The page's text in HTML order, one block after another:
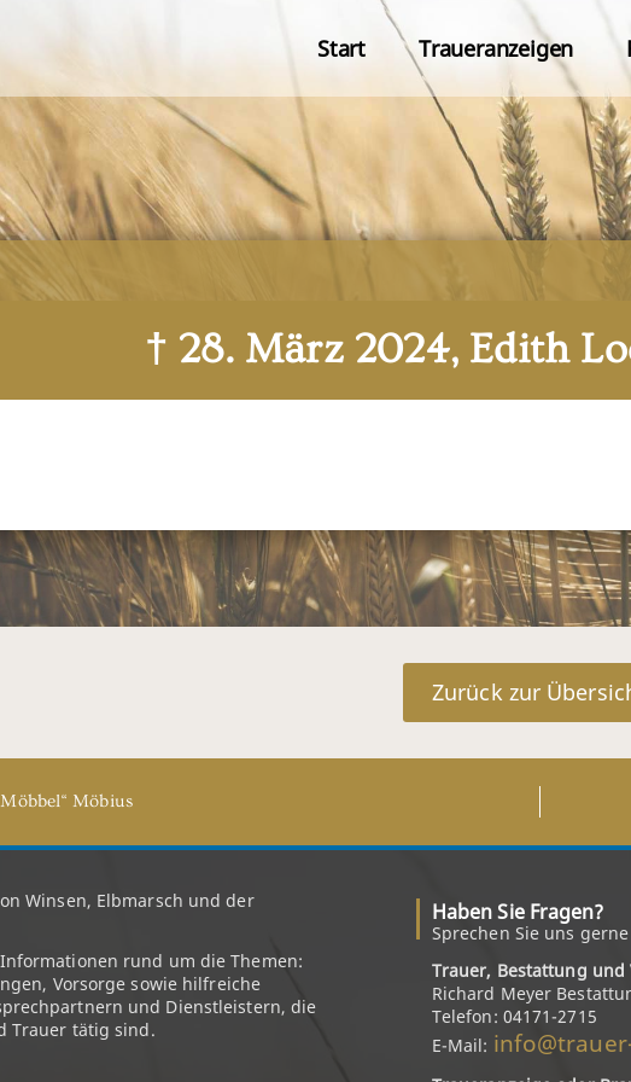
Start Traueranzeigen
† 28. März 2024, Edith
Zurück zur
Möbius
Winsen, Elbmarsch und der
rund um die Themen:
Vorsorge sowie hilfreiche
und Dienstleistern, die
Trauer tätig sind.
Haben Sie Fragen?
Sprechen Sie uns
Trauer, Bestattung und
Richard Meyer
Telefon: 04171-2715
E-Mail: